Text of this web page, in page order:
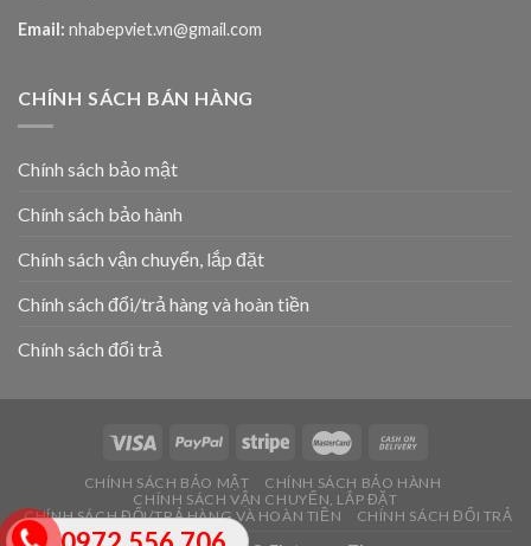
Email: nhabepviet.vn@gmail.com
CHÍNH SÁCH BÁN HÀNG
Chính sách bảo mật
Chính sách bảo hành
Chính sách vận chuyển, lắp đặt
Chính sách đổi/trả hàng và hoàn tiền
Chính sách đổi trả
CHÍNH SÁCH BẢO MẬT
CHÍNH SÁCH BẢO HÀNH
CHÍNH SÁCH VẬN CHUYỂN, LẮP ĐẶT
CHÍNH SÁCH ĐỔI/TRẢ HÀNG VÀ HOÀN TIỀN
CHÍNH SÁCH ĐỔI TRẢ